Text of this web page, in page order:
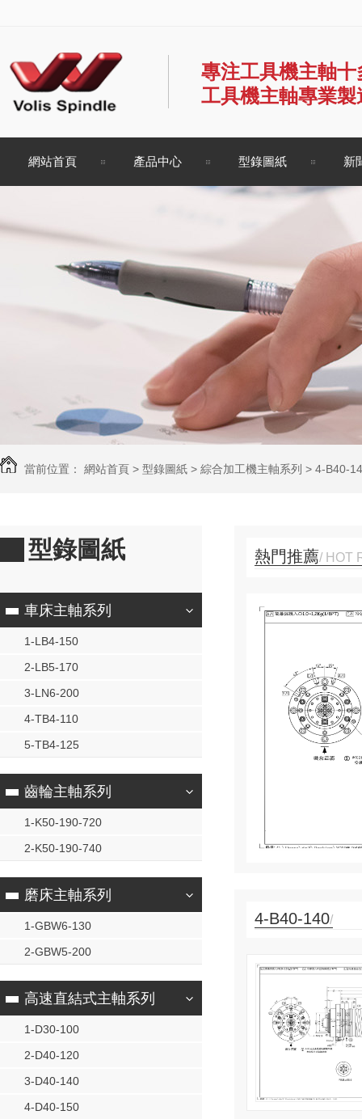
專注工具機主軸十
工具機主軸專業製
網站首頁 產品中心 型錄圖紙 新
當前位置： 網站首頁 > 型錄圖紙 > 綜合加工機主軸系列 > 4-B40-
型錄圖紙
車床主軸系列
1-LB4-150
2-LB5-170
3-LN6-200
4-TB4-110
5-TB4-125
齒輪主軸系列
1-K50-190-720
2-K50-190-740
磨床主軸系列
1-GBW6-130
2-GBW5-200
高速直結式主軸系列
1-D30-100
2-D40-120
3-D40-140
4-D40-150
熱門推薦/ HOT
型錄
切削中心機皮帶主軸，鑽孔機主軸，高速直
，中空出水主軸，CNC車床主軸，磨床主軸
外承接非標主軸訂製和專業主軸維修業務。
400-831-0075
4-B40-140/